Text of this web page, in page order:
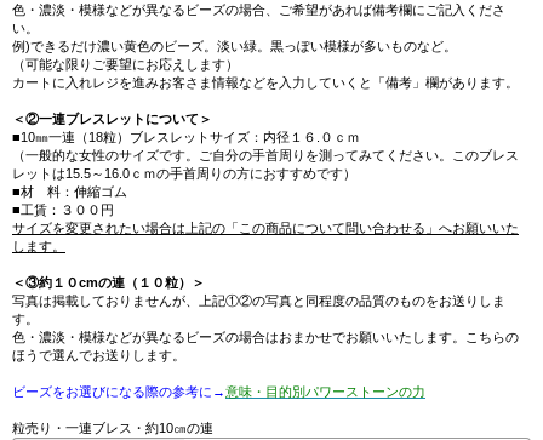
色・濃淡・模様などが異なるビーズの場合、ご希望があれば備考欄にご記入くださ
い。
例)できるだけ濃い黄色のビーズ。淡い緑。黒っぽい模様が多いものなど。
（可能な限りご要望にお応えします）
カートに入れレジを進みお客さま情報などを入力していくと「備考」欄があります。
＜②一連ブレスレットについて＞
■10㎜一連（18粒）ブレスレットサイズ：内径１６.０ｃｍ
（一般的な女性のサイズです。ご自分の手首周りを測ってみてください。このブレス
レットは15.5～16.0ｃｍの手首周りの方におすすめです）
■材 料：伸縮ゴム
■工賃：３００円
サイズを変更されたい場合は上記の「この商品について問い合わせる」へお願いいた
します。
＜③約１０cmの連（１０粒）＞
写真は掲載しておりませんが、上記①②の写真と同程度の品質のものをお送りしま
す。
色・濃淡・模様などが異なるビーズの場合はおまかせでお願いいたします。こちらの
ほうで選んでお送りします。
ビーズをお選びになる際の参考に→意味・目的別パワーストーンの力
粒売り・一連ブレス・約10㎝の連